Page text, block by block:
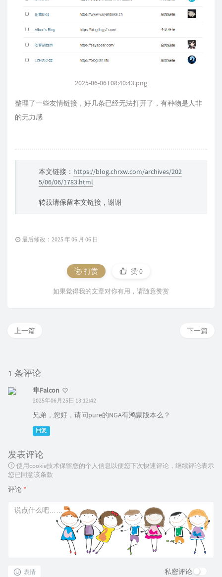
2025-06-06T08:40:43.png
整理了一些友情链接，好几条已经无法打开了，有种物是人非
的无力感
本文链接： https://blog.chrxw.com/archives/202
5/06/06/1783.html
转载请保留本文链接，谢谢
最后修改：2025 年 06 月 06 日
打赏 赞0
如果觉得我的文章对你有用，请随意赞赏
下一篇
上一篇
1 条评论
隼Falcon
2025年06月25日 13:12:42
兄弟，您好，请问pure的NGA有鸿蒙版本么？
回复
发表评论
使用cookie技术保留您的个人信息以便您下次快速评论，继续评论表示
您已同意该条款
评论 *
表情 私密评论